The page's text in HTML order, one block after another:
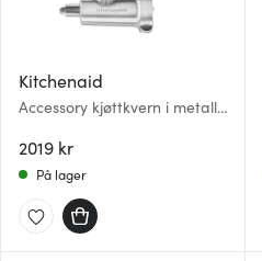
Kitchenaid
Accessory kjøttkvern i metall
2019 kr
På lager